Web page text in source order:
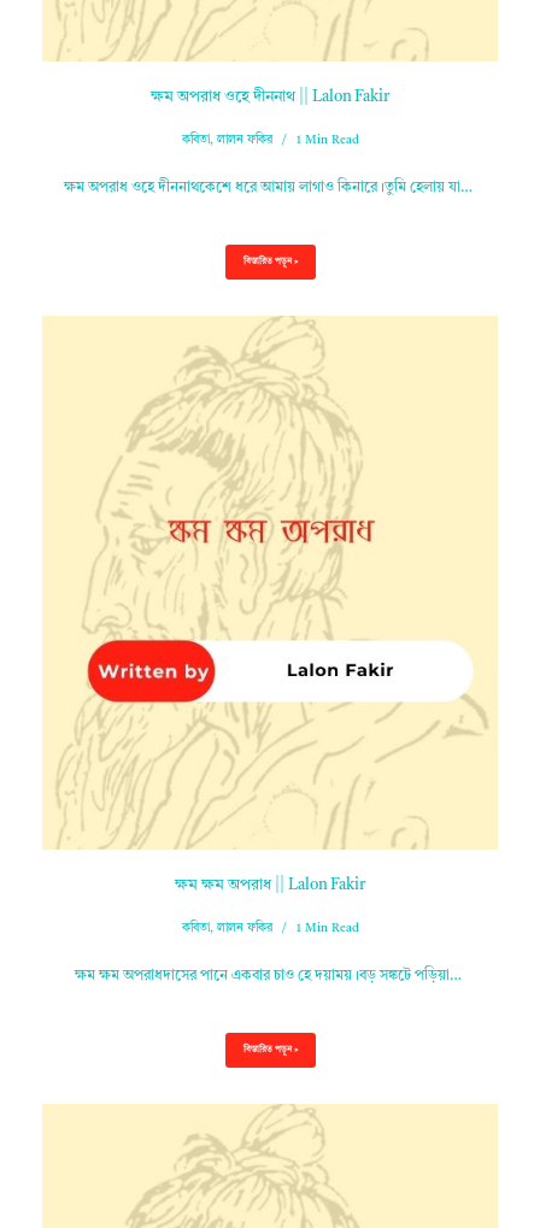
ক্ষম অপরাধ ওহে দীননাথ || Lalon Fakir
কবিতা,লালন ফকির 1 Min Read
ক্ষম অপরাধ ওহে দীননাথকেশে ধরে আমায় লাগাও কিনারে।তুমি হেলায় যা…
বিস্তারিত পড়ুন »
ক্ষম ক্ষম অপরাধ || Lalon Fakir
কবিতা,লালন ফকির 1 Min Read
ক্ষম ক্ষম অপরাধদাসের পানে একবার চাও হে দয়াময়।বড় সঙ্কটে পড়িয়া…
বিস্তারিত পড়ুন »